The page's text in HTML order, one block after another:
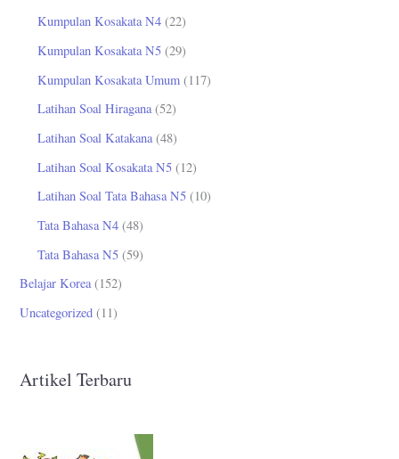
Kumpulan Kosakata N4 (22)
Kumpulan Kosakata N5 (29)
Kumpulan Kosakata Umum (117)
Latihan Soal Hiragana(52)
Latihan Soal Katakana(48)
Latihan Soal Kosakata N5 (12)
Latihan Soal Tata Bahasa N5 (10)
Tata Bahasa N4 (48)
Tata Bahasa N5 (59)
Belajar Korea(152)
Uncategorized (11)
Artikel Terbaru